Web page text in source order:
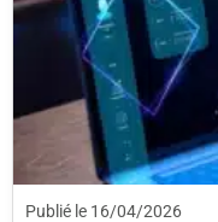
Publié le 16/04/2026